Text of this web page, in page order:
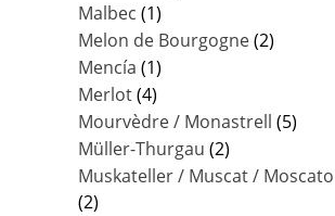
Malbec (1)
Melon de Bourgogne(2)
Mencía (1)
Merlot(4)
Mourvèdre / Monastrell (5)
Müller-Thurgau (2)
Muskateller / Muscat / Moscato
(2)